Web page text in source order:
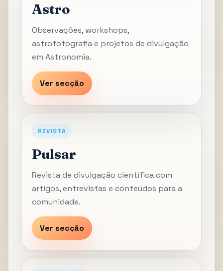
Astro
Observações, workshops,
astrofotografia e projetos de divulgação
em Astronomia.
Ver secção
REVISTA
Pulsar
Revista de divulgação científica com
artigos, entrevistas e conteúdos para a
comunidade.
Ver secção